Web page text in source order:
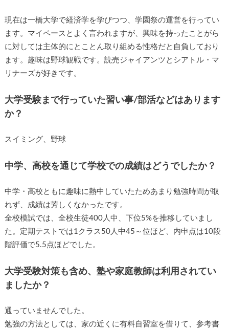
現在は一橋大学で経済学を学びつつ、学園祭の運営を行ってい
ます。マイペースとよく言われますが、興味を持ったことがら
に対しては主体的にとことん取り組める性格だと自負しており
ます。趣味は野球観戦です。読売ジャイアンツとシアトル・マ
リナーズが好きです。
大学受験まで行っていた習い事/部活などはあります
か？
スイミング、野球
中学、高校を通じて学校での成績はどうでしたか？
中学・高校ともに趣味に熱中していたためあまり勉強時間が取
れず、成績は芳しくなかったです。
全校模試では、全校生徒400人中、下位5%を推移していまし
た。定期テストでは1クラス50人中45～位ほど、内申点は10段
階評価で5.5点ほどでした。
大学受験対策も含め、塾や家庭教師は利用されてい
ましたか？
通っていませんでした。
勉強の方法としては、家の近くに有料自習室を借りて、参考書